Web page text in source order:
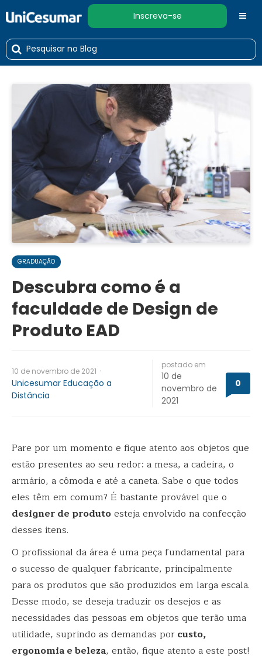
Inscreva-se
GRADUAÇÃO
Descubra como é a
faculdade de Design de
Produto EAD
10 de novembro de 2021 ·
Unicesumar Educação a
Distância
postado em
10 de
novembro de
2021
0
Pare por um momento e fique atento aos objetos que
estão presentes ao seu redor: a mesa, a cadeira, o
armário, a cômoda e até a caneta. Sabe o que todos
eles têm em comum? É bastante provável que o
designer de produtoesteja envolvido na confecção
desses itens.
O profissional da área é uma peça fundamental para
o sucesso de qualquer fabricante, principalmente
para os produtos que são produzidos em larga escala.
Desse modo, se deseja traduzir os desejos e as
necessidades das pessoas em objetos que terão uma
utilidade, suprindo as demandas porcusto,
ergonomia e beleza, então, fique atento a este post!